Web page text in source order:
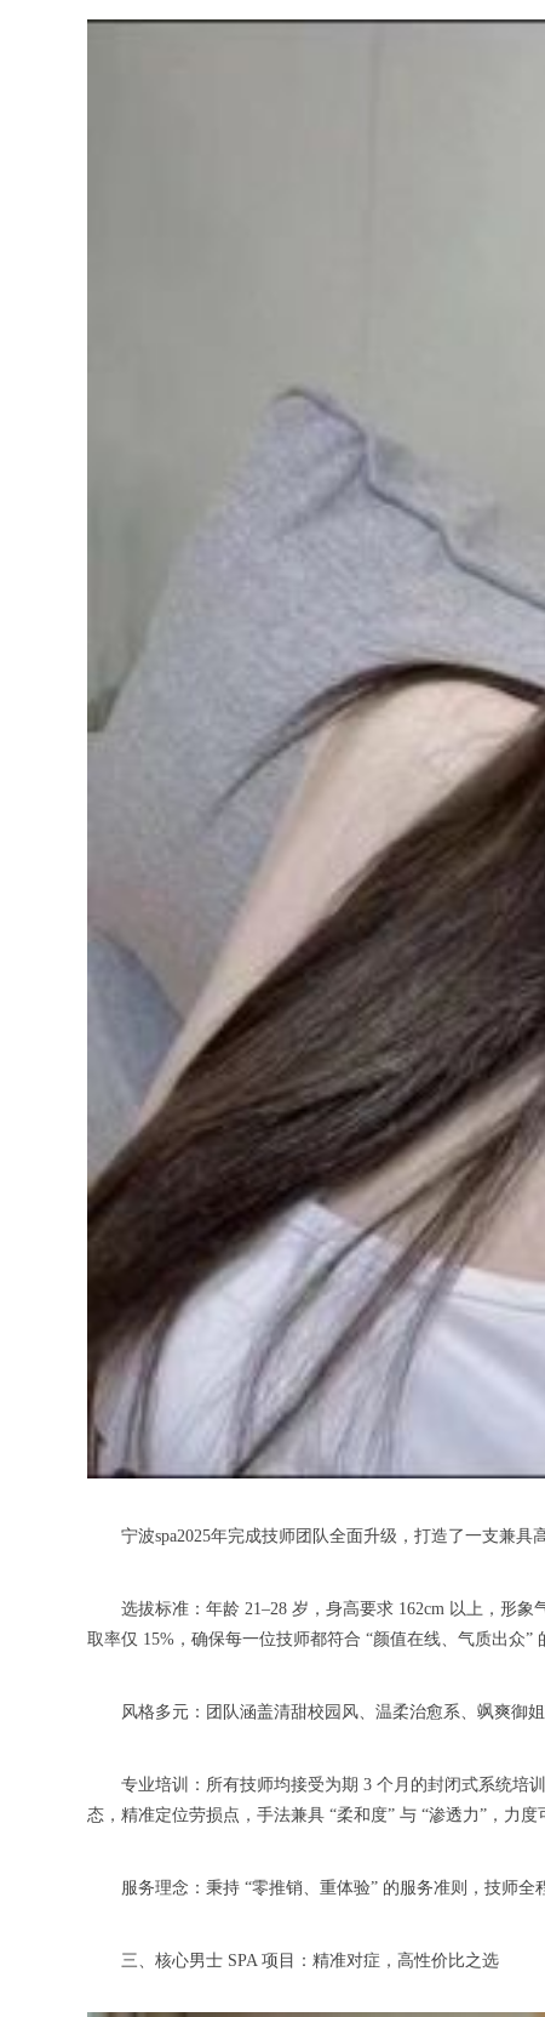
宁波spa2025年完成技师团队全面升级，打造了一支兼具
选拔标准：年龄 21–28 岁，身高要求 162cm 以上，形象
取率仅 15%，确保每一位技师都符合 “颜值在线、气质出众”
风格多元：团队涵盖清甜校园风、温柔治愈系、飒爽御姐
专业培训：所有技师均接受为期 3 个月的封闭式系统培训
态，精准定位劳损点，手法兼具 “柔和度” 与 “渗透力”，力度
服务理念：秉持 “零推销、重体验” 的服务准则，技师全
三、核心男士 SPA 项目：精准对症，高性价比之选